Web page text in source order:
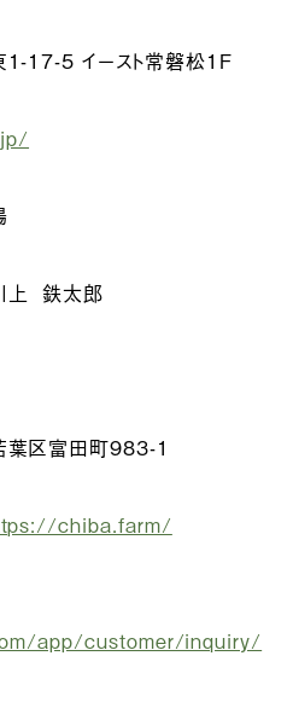
17-5 イースト常磐松1F
上 鉄太郎
葉区富田町983-1
chiba.farm/
app/customer/inquiry/